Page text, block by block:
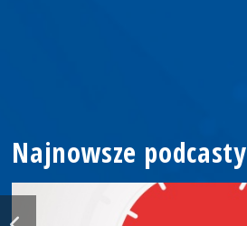
Najnowsze podcasty